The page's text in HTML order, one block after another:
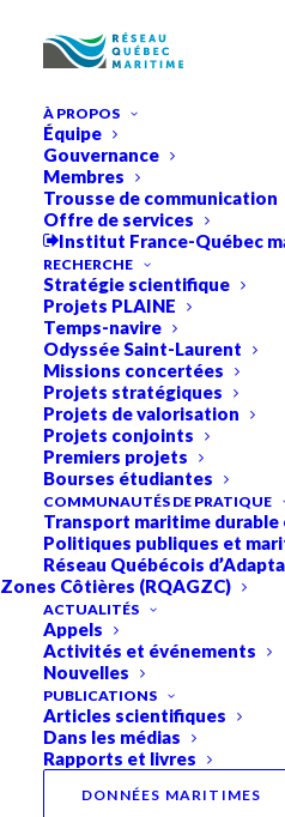
À PROPOS
Équipe
Gouvernance
Membres
Trousse de communication
Offre de services
Institut France-Québec
RECHERCHE
Stratégie scientifique
Projets PLAINE
Temps-navire
Odyssée Saint-Laurent
Missions concertées
Projets stratégiques
Projets de valorisation
Projets conjoints
Premiers projets
Bourses étudiantes
COMMUNAUTÉS DE PRATIQUE
Transport maritime
Politiques publiques et
Réseau Québécois
Zones Côtières (RQAGZC)
ACTUALITÉS
Appels
Activités et événements
Nouvelles
PUBLICATIONS
Articles scientifiques
Dans les médias
Rapports et livres
DONNÉES MARITIMES
RÉSEAU
FÉDÉRERLES
RECHERCHE
DÉVELOPPEMENT